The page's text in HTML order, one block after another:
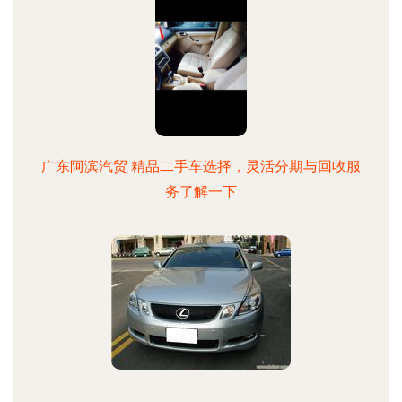
广东阿滨汽贸 精品二手车选择，灵活分期与回收服
务了解一下